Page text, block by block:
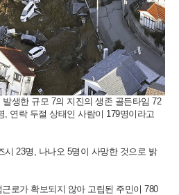
생한 규모 7의 지진의 생존 골든타임 72
, 연락 두절 상태인 사람이 179명이라고
시 23명, 나나오 5명이 사망한 것으로 밝
로가 확보되지 않아 고립된 주민이 780